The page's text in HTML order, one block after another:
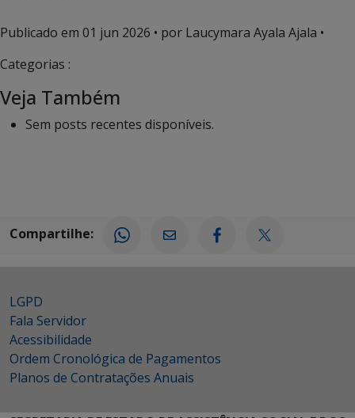
Publicado em 01 jun 2026 • por Laucymara Ayala Ajala •
Categorias :
Veja Também
Sem posts recentes disponíveis.
Compartilhe:
LGPD
Fala Servidor
Acessibilidade
Ordem Cronológica de Pagamentos
Planos de Contratações Anuais